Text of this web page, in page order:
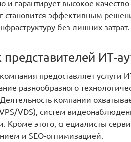
и гарантирует высокое
становится эффективным
без лишних затрат.
представителей ИТ-
предоставляет услуги
разнообразного
компании
VDS), систем
Кроме этого, специалисты
и SEO-оптимизацией.